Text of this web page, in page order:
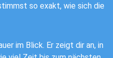
so exakt, wie sich die
im Blick. Er zeigt dir an, in